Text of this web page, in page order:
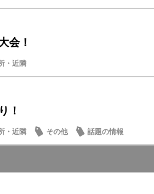
会！
・近隣
！
・近隣 その他 話題の情報